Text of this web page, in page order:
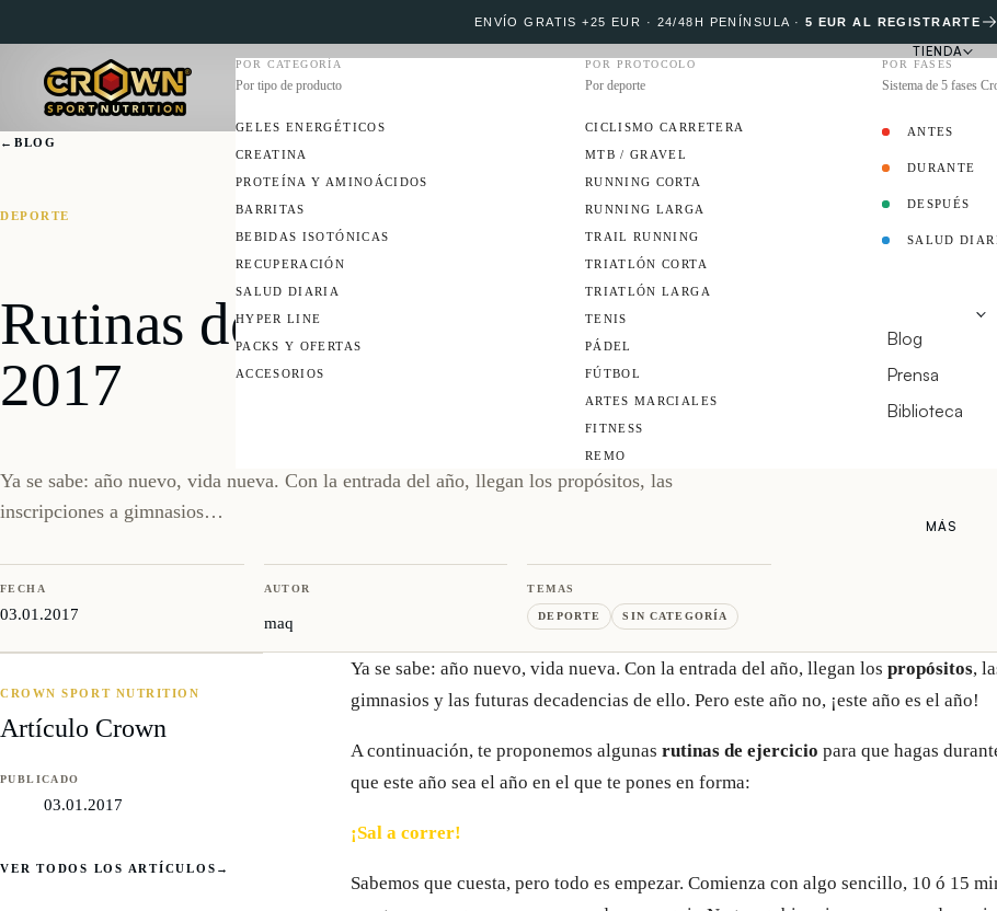
ENVÍO GRATIS +25 EUR · 24/48H PENÍNSULA · 5 EUR AL REGISTRARTE
TIENDA
POR CATEGORÍA
Por tipo de producto
GELES ENERGÉTICOS
CREATINA
PROTEÍNA Y AMINOÁCIDOS
BARRITAS
BEBIDAS ISOTÓNICAS
RECUPERACIÓN
SALUD DIARIA
HYPER LINE
PACKS Y OFERTAS
ACCESORIOS
POR PROTOCOLO
Por deporte
CICLISMO CARRETERA
MTB / GRAVEL
RUNNING CORTA
RUNNING LARGA
TRAIL RUNNING
TRIATLÓN CORTA
TRIATLÓN LARGA
TENIS
PÁDEL
FÚTBOL
ARTES MARCIALES
FITNESS
REMO
POR FASES
Sistema de 5 fases
ANTES
DURANTE
DESPUÉS
SALUD
PROTOCOLOS
Blog
Prensa
Biblioteca
MÁS
← BLOG
DEPORTE
Rutinas de ejercicio para este
2017
Ya se sabe: año nuevo, vida nueva. Con la entrada del año, llegan los propósitos, las
inscripciones a gimnasios…
FECHA
03.01.2017
AUTOR
maq
TEMAS
DEPORTE SIN CATEGORÍA
CROWN SPORT NUTRITION
Artículo Crown
PUBLICADO
03.01.2017
VER TODOS LOS ARTÍCULOS →
Ya se sabe: año nuevo, vida nueva. Con la entrada del año, llegan los propósitos,
gimnasios y las futuras decadencias de ello. Pero este año no, ¡este año es el año!
A continuación, te proponemos algunas rutinas de ejercicio para que hagas
que este año sea el año en el que te pones en forma:
¡Sal a correr!
Sabemos que cuesta, pero todo es empezar. Comienza con algo sencillo, 10 ó 15